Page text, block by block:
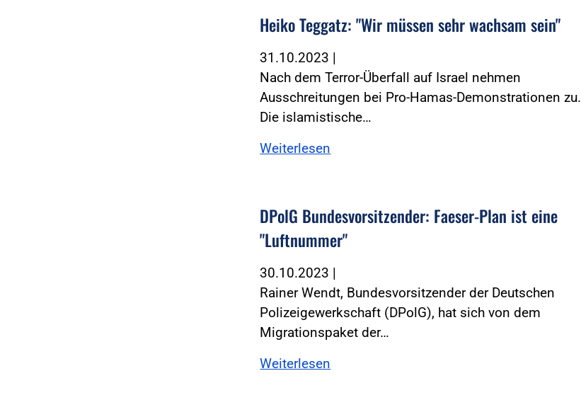
Heiko Teggatz: "Wir müssen sehr wachsam sein"
31.10.2023 |
Nach dem Terror-Überfall auf Israel nehmen
Ausschreitungen bei Pro-Hamas-Demonstrationen zu.
Die islamistische…
Weiterlesen
DPolG Bundesvorsitzender: Faeser-Plan ist eine
"Luftnummer"
30.10.2023 |
Rainer Wendt, Bundesvorsitzender der Deutschen
Polizeigewerkschaft (DPolG), hat sich von dem
Migrationspaket der…
Weiterlesen